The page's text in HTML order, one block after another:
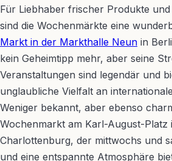
Für Liebhaber frischer Produkte
sind die Wochenmärkte eine
Markt in der Markthalle Neun in
kein Geheimtipp mehr, aber seine
Veranstaltungen sind legendär und
unglaubliche Vielfalt an
Weniger bekannt, aber ebenso
Wochenmarkt am Karl-August-Platz
Charlottenburg, der mittwochs und
und eine entspannte Atmosphäre